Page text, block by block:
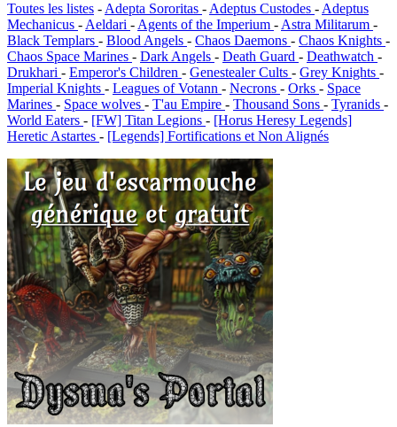
Toutes les listes -Adepta Sororitas -Adeptus Custodes -Adeptus
Mechanicus -Aeldari -Agents of the Imperium -Astra Militarum -
Black Templars - Blood Angels - Chaos Daemons - Chaos Knights -
Chaos Space Marines - Dark Angels - Death Guard - Deathwatch -
Drukhari - Emperor's Children - Genestealer Cults - Grey Knights -
Imperial Knights - Leagues of Votann - Necrons - Orks - Space
Marines - Space wolves - T'au Empire - Thousand Sons - Tyranids -
World Eaters - [FW] Titan Legions - [Horus Heresy Legends]
Heretic Astartes - [Legends] Fortifications et Non Alignés